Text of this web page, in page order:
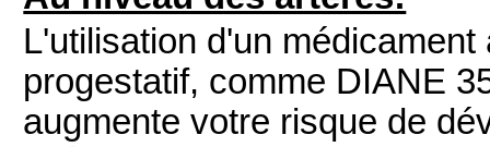
L'utilisation d'un
progestatif, comme DIANE
augmente votre risque de